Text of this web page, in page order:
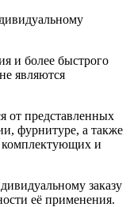
и более быстрого
являются
от представленных
фурнитуре, а также
комплектующих и
заказу
её применения.